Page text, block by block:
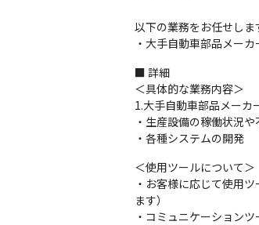
以下の業務をお任せしま
・大手自動車部品メー
■ 詳細
＜具体的な業務内容＞
1.大手自動車部品メーカ
・生産設備の稼働状況
・各種システムの開発
＜使用ツールについて＞
・お客様に応じて使用
ます）
・コミュニケーション